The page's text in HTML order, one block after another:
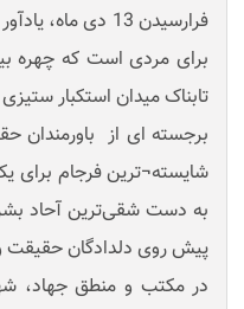
فرارسیدن 13
برای مردی است که چهره
تابناک میدان استکبار
برجسته ای از باورمندان
شایسته¬ترین فرجام برای
به دست شقی‌ترین آحاد بشر
پیش روی دلدادگان حقیقت
در مکتب و منطق جهاد،